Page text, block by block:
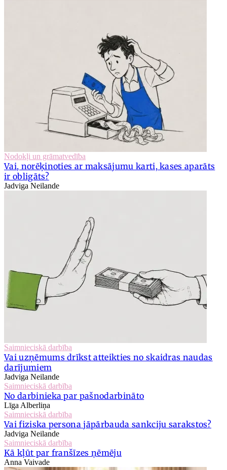
Nodokļi un grāmatvedība
Vai, norēķinoties ar maksājumu karti, kases aparāts
ir obligāts?
Jadviga Neilande
Saimnieciskā darbība
Vai uzņēmums drīkst atteikties no skaidras naudas
darījumiem
Jadviga Neilande
Saimnieciskā darbība
No darbinieka par pašnodarbināto
Līga Alberliņa
Saimnieciskā darbība
Vai fiziska persona jāpārbauda sankciju sarakstos?
Jadviga Neilande
Saimnieciskā darbība
Kā kļūt par franšīzes ņēmēju
Anna Vaivade